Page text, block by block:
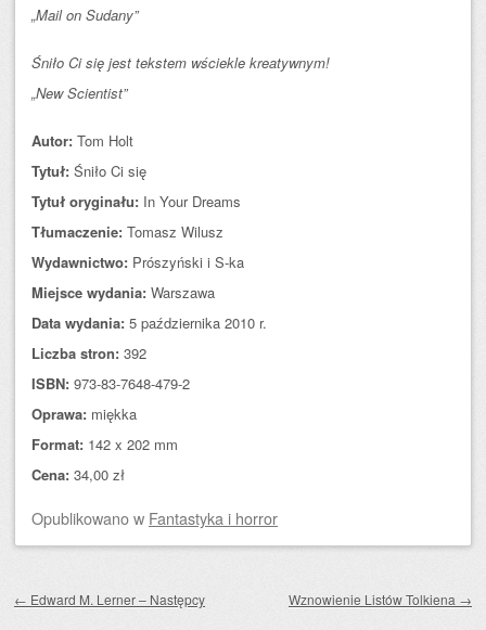
„Mail on Sudany”
Śniło Ci się jest tekstem wściekle kreatywnym!
„New Scientist”
Autor: Tom Holt
Tytuł: Śniło Ci się
Tytuł oryginału: In Your Dreams
Tłumaczenie: Tomasz Wilusz
Wydawnictwo: Prószyński i S-ka
Miejsce wydania: Warszawa
Data wydania: 5 października 2010 r.
Liczba stron: 392
ISBN: 973-83-7648-479-2
Oprawa: miękka
Format: 142 x 202 mm
Cena: 34,00 zł
Opublikowanow Fantastyka i horror
← Edward M. Lerner – Następcy Wznowienie Listów Tolkiena →